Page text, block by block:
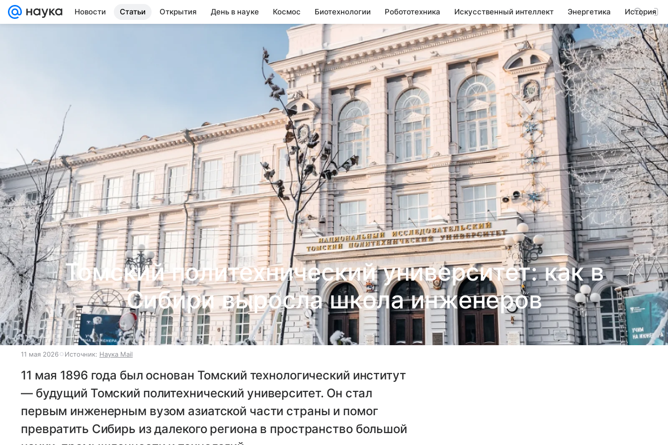
Новости Статьи Открытия День в науке Космос Биотехнологии Робототехника Искусственный интеллект Энергетика История
Томский политехнический университет: как в
Сибири выросла школа инженеров
11 мая 2026 Источник: Наука Mail
11 мая 1896 года был основан Томский технологический институт
— будущий Томский политехнический университет. Он стал
первым инженерным вузом азиатской части страны и помог
превратить Сибирь из далекого региона в пространство большой